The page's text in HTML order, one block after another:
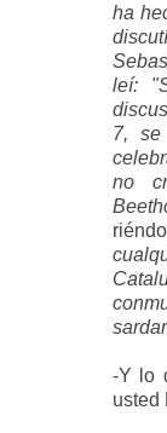
ha
leí:
7, se
no
-Y lo
usted